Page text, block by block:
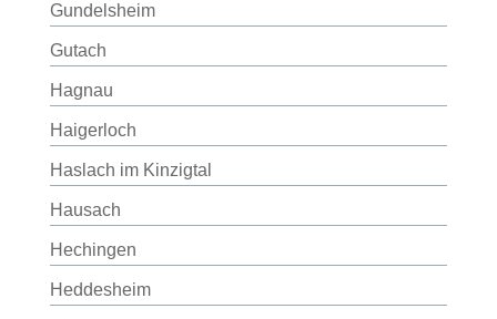
Gundelsheim
Gutach
Hagnau
Haigerloch
Haslach im Kinzigtal
Hausach
Hechingen
Heddesheim